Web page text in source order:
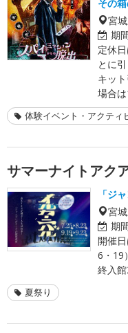
その
宮
期
定休
とに
キッ
場合
体験イベント・アクティ
サマーナイトアク
「ジ
宮
期
開催
6・19
終入館
夏祭り